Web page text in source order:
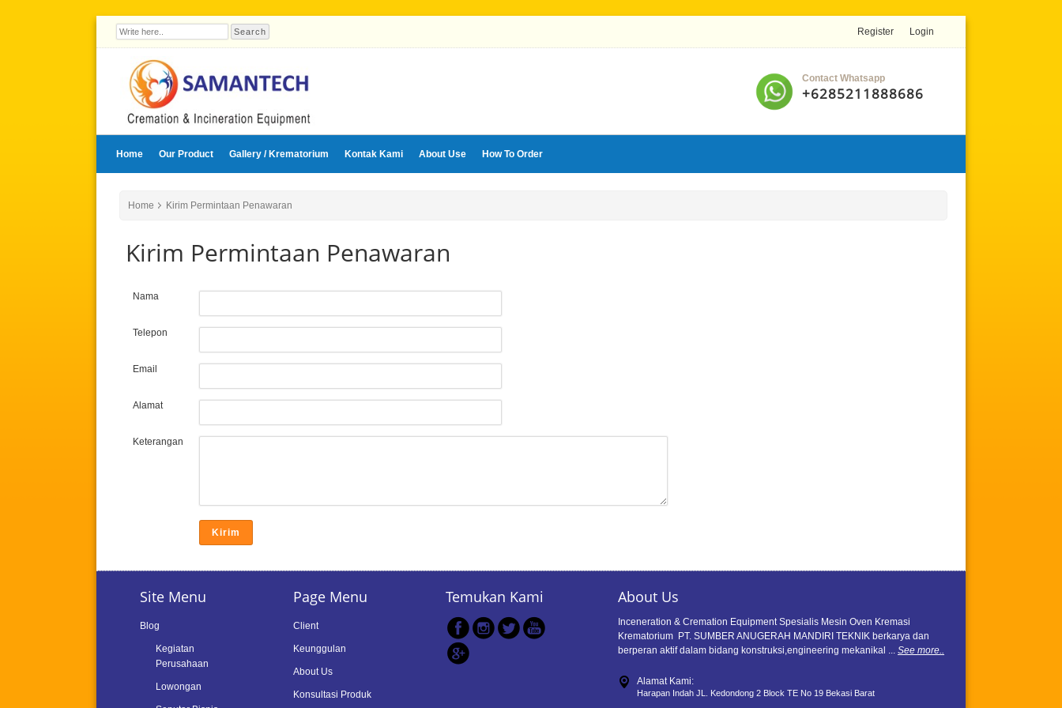
Login
Register
Contact Whatsapp
+6285211888686
Home Our Product Gallery / Krematorium Kontak Kami About Use How To Order
Home Kirim Permintaan Penawaran
Kirim Permintaan Penawaran
Nama
Telepon
Email
Alamat
Keterangan
Site Menu
Blog
Kegiatan
Perusahaan
Lowongan
Page Menu
Client
Keunggulan
About Us
Konsultasi Produk
Temukan Kami About Us
Inceneration & Cremation Equipment Spesialis Mesin Oven Kremasi
Krematorium PT. SUMBER ANUGERAH MANDIRI TEKNIK berkarya dan
berperan aktif dalam bidang konstruksi,engineering mekanikal ... See more..
Alamat Kami:
Harapan Indah JL. Kedondong 2 Block TE No 19 Bekasi Barat